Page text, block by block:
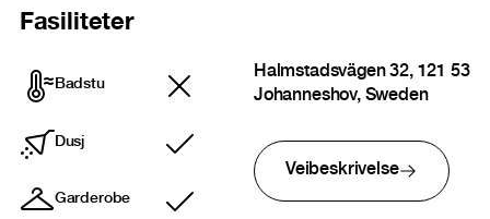
Fasiliteter
Badstu
Dusj
Inkludert
Garderobe
Inkludert
Halmstadsvägen 32, 121 53
Johanneshov, Sweden
Veibeskrivelse